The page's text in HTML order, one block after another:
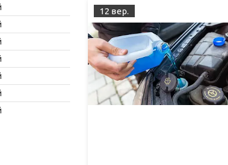
12 вер.